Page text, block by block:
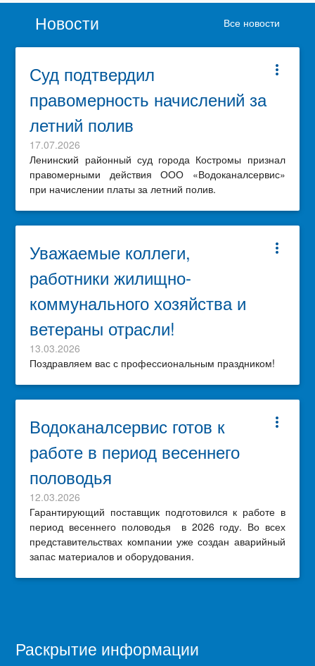
Новости Все новости
more_vert
Суд подтвердил
правомерность начислений за
летний полив
17.07.2026
Ленинский районный суд города Костромы признал
правомерными действия ООО «Водоканалсервис»
при начислении платы за летний полив.
more_vert
Уважаемые коллеги,
работники жилищно-
коммунального хозяйства и
ветераны отрасли!
13.03.2026
Поздравляем вас с профессиональным праздником!
more_vert
Водоканалсервис готов к
работе в период весеннего
половодья
12.03.2026
Гарантирующий поставщик подготовился к работе в
период весеннего половодья в 2026 году. Во всех
представительствах компании уже создан аварийный
запас материалов и оборудования.
Раскрытие информации